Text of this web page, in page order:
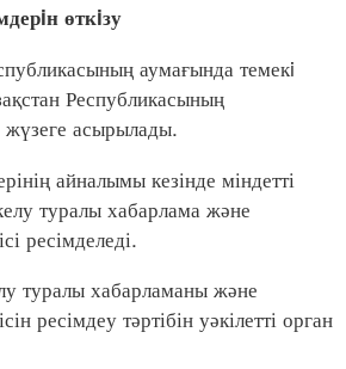
өткiзу
аумағында темекi
Республикасының
жүзеге асырылады.
айналымы кезінде міндетті
туралы хабарлама және
ресімделеді.
туралы хабарламаны және
ресімдеу тәртібін уәкілетті орган